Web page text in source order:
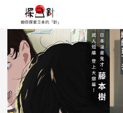
東北
四國
中部
人氣目的地